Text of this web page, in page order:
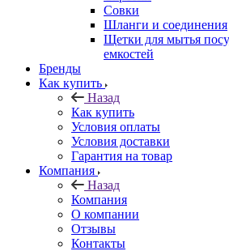
Совки
Шланги и соединения
Щетки для мытья
емкостей
Бренды
Как купить
Назад
Как купить
Условия оплаты
Условия доставки
Гарантия на товар
Компания
Назад
Компания
О компании
Отзывы
Контакты